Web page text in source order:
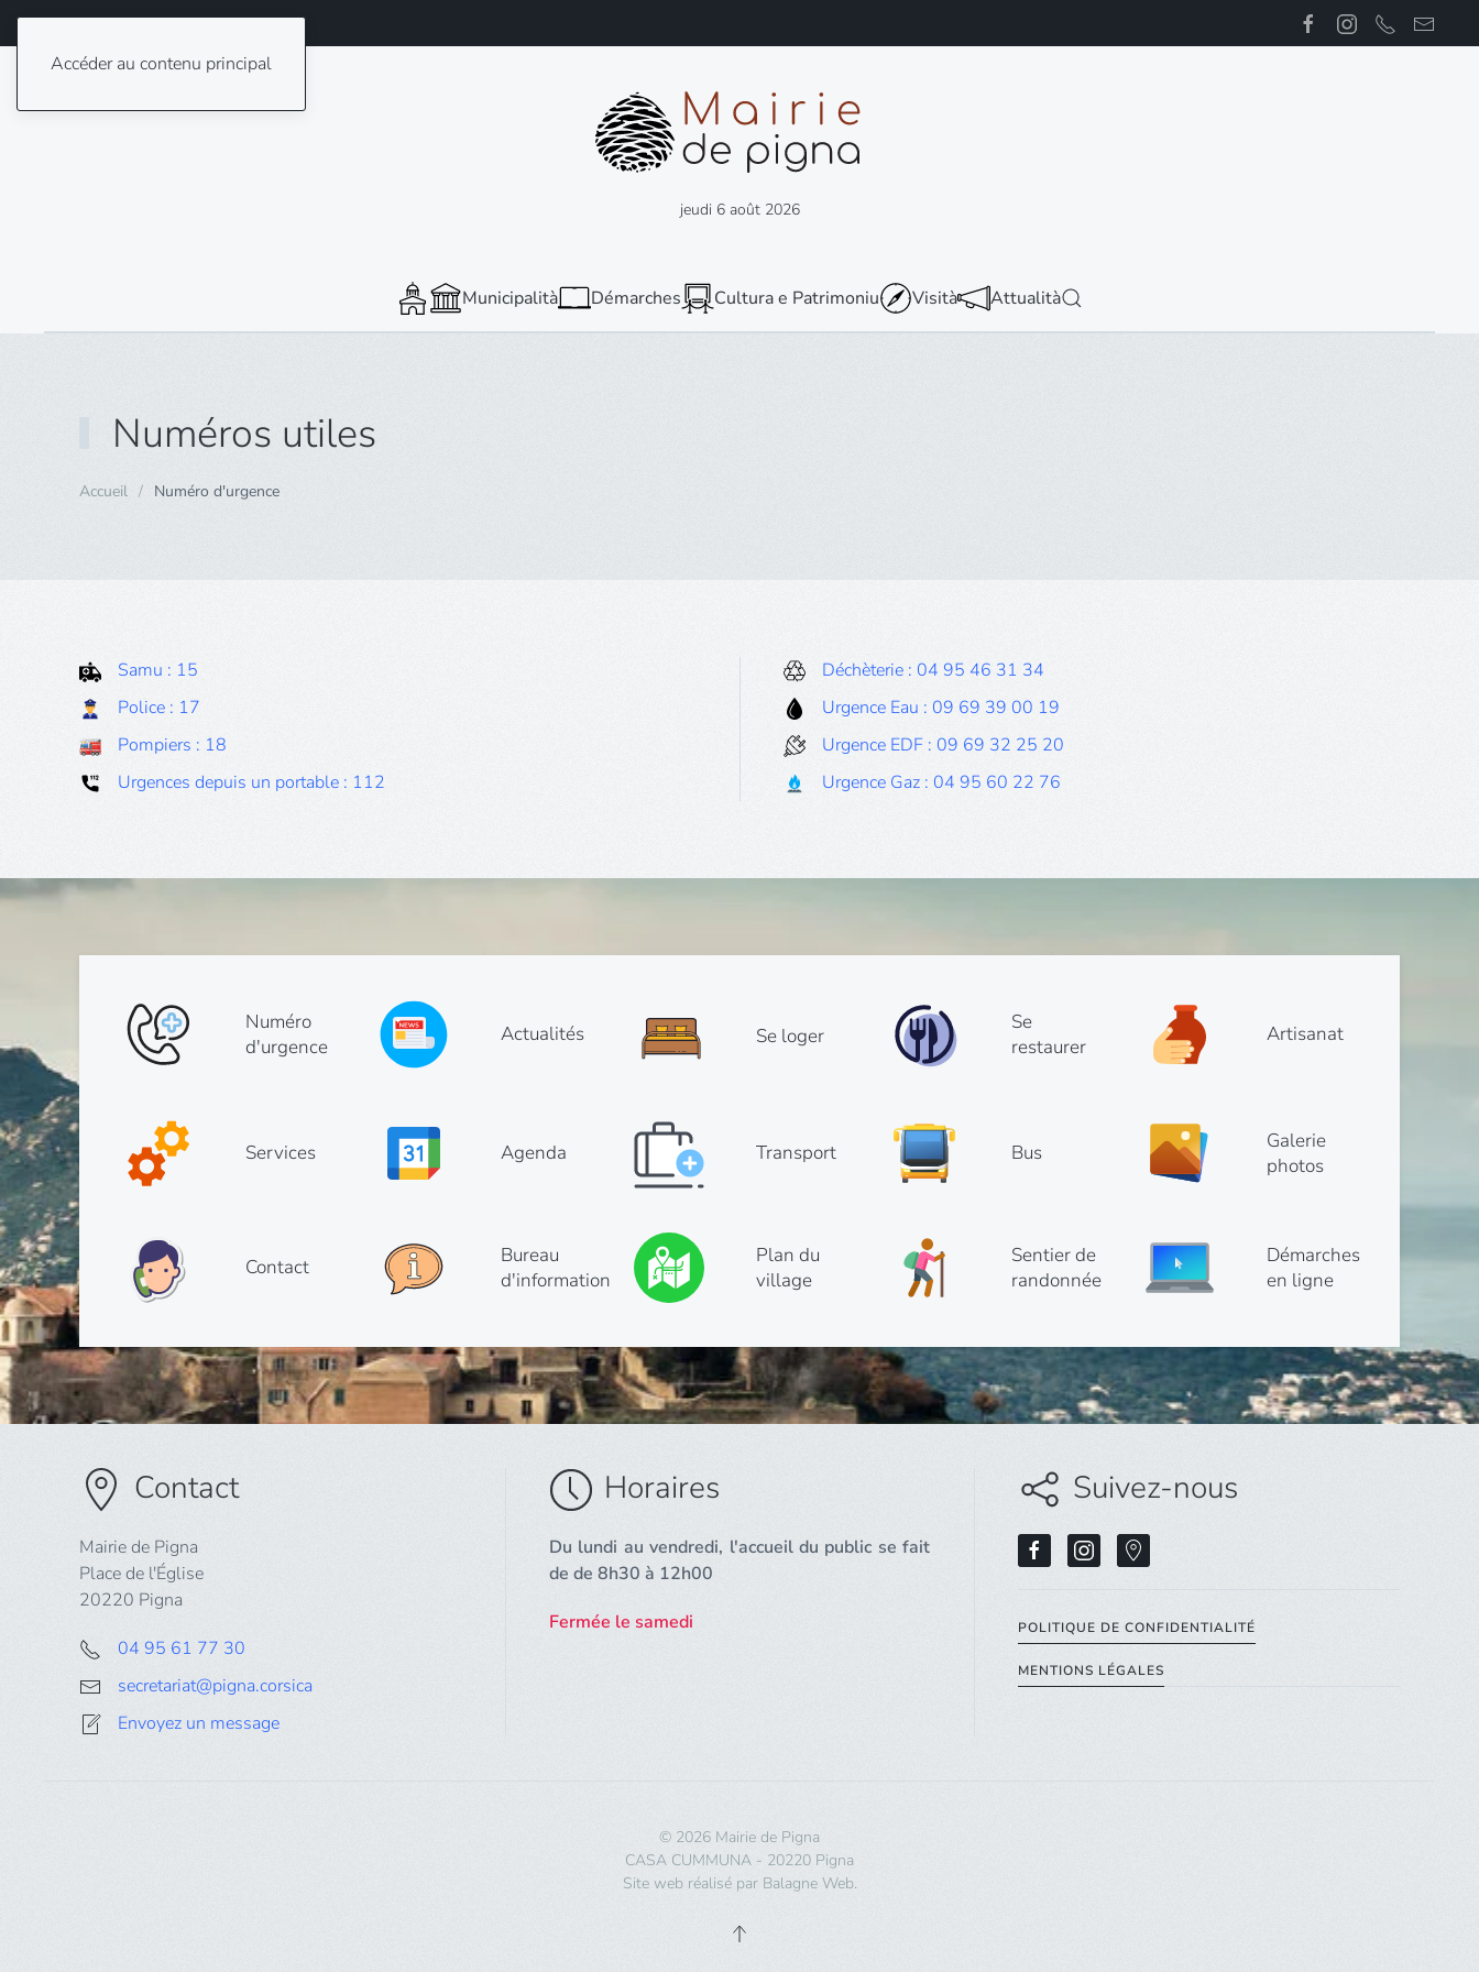
Accéder au contenu principal
jeudi 6 août 2026
Municipalità Démarches Cultura e Patrimoniu Visità Attualità
Numéros utiles
Accueil Numéro d'urgence
Samu : 15
Police : 17
Pompiers : 18
Urgences depuis un portable : 112
Déchèterie : 04 95 46 31 34
Urgence Eau : 09 69 39 00 19
Urgence EDF : 09 69 32 25 20
Urgence Gaz : 04 95 60 22 76
Numéro
d'urgence
Actualités Se loger
Se
restaurer
Artisanat
Services Agenda Transport Bus
Galerie
photos
Contact
Bureau
d'information
Plan du
village
Sentier de
randonnée
Démarches
en ligne
Contact
Mairie de Pigna
Place de l'Église
20220 Pigna
04 95 61 77 30
secretariat@pigna.corsica
Envoyez un message
Horaires
Du lundi au vendredi, l'accueil du public se fait
de de 8h30 à 12h00
Fermée le samedi
Suivez-nous
POLITIQUE DE CONFIDENTIALITÉ
MENTIONS LÉGALES
© 2026 Mairie de Pigna
CASA CUMMUNA - 20220 Pigna
Site web réalisé par Balagne Web.